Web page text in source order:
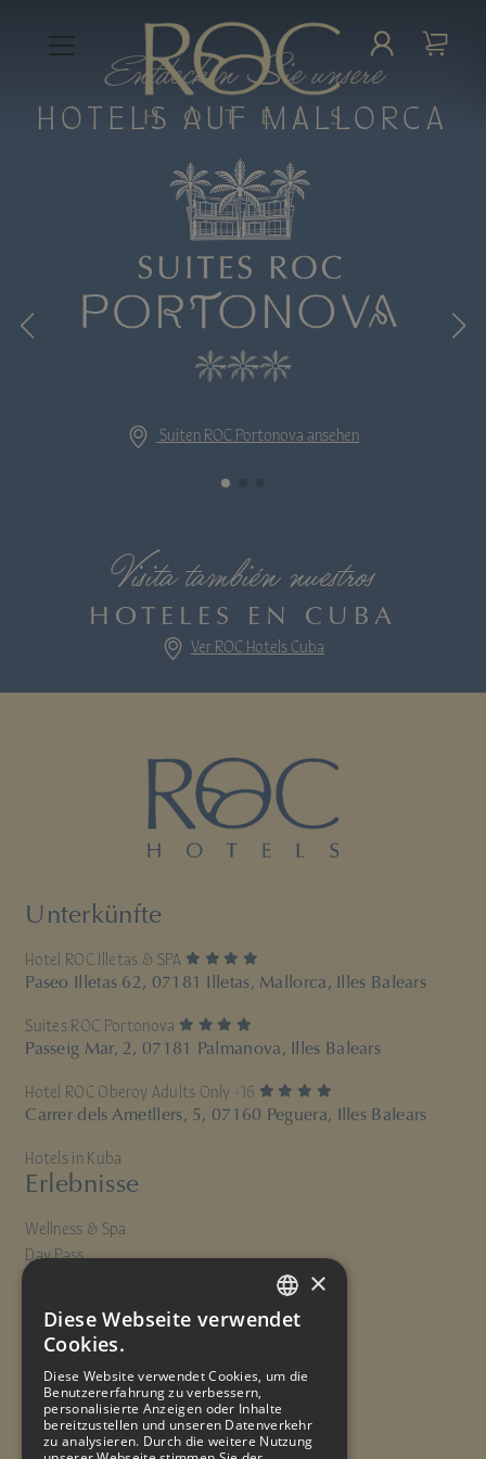
Toggle Login
Entdecken Sie unsere
HOTELS AUF MALLORCA
Suiten ROC Portonova ansehen
Visita también nuestros
HOTELES EN CUBA
Ver ROC Hotels Cuba
Unterkünfte
Hotel ROC Illetas & SPA
Paseo Illetas 62, 07181 Illetas, Mallorca, Illes Balears
Suites ROC Portonova
Passeig Mar, 2, 07181 Palmanova, Illes Balears
Hotel ROC Oberoy Adults Only +16
Carrer dels Ametllers, 5, 07160 Peguera, Illes Balears
Hotels in Kuba
Erlebnisse
Wellness & Spa
Day Pass
Aktivitäten
Freizeit & Unterhaltung
Info
SPANISH
GERMAN
×
Diese Webseite verwendet
Cookies.
Diese Website verwendet Cookies, um die
Benutzererfahrung zu verbessern,
personalisierte Anzeigen oder Inhalte
bereitzustellen und unseren Datenverkehr
zu analysieren. Durch die weitere Nutzung